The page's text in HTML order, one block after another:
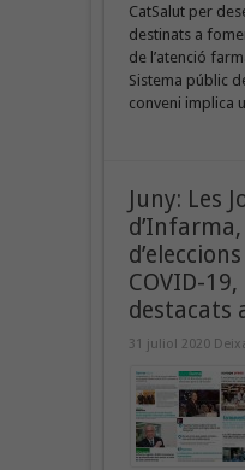
CatSalut per
destinats a
de l’atenció
Sistema públic
conveni implica
Juny: Les
COVID-
destacats
31 juliol 2020